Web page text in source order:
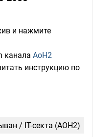
и нажмите
канала AoH2
инструкцию по
/ IT-секта (AOH2)